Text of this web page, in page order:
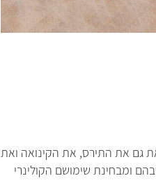
גם את התירס, את הקינואה ואת
ומבחינת שימושם הקולינרי